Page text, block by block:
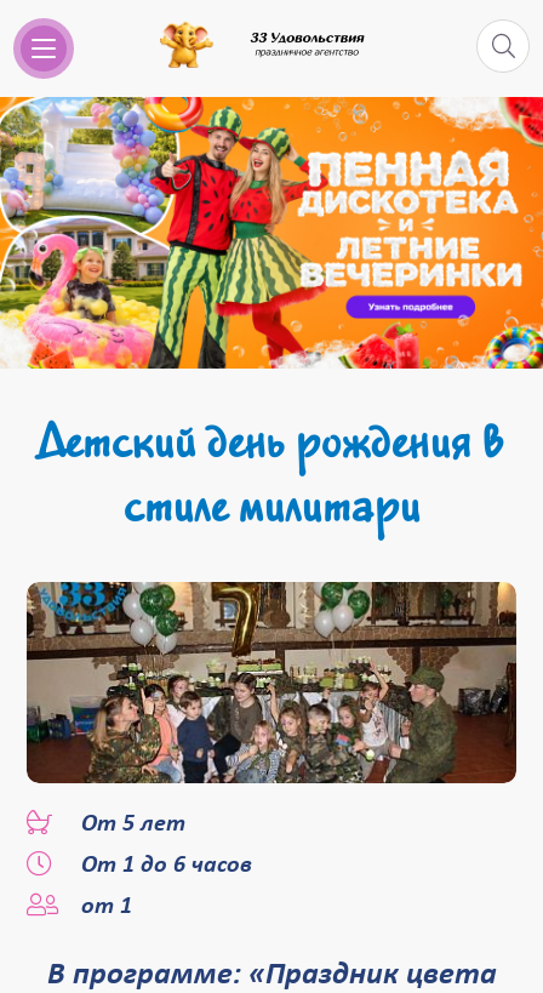
Детский день рождения в
стиле милитари
От 5 лет
От 1 до 6 часов
от 1
В программе: «Праздник цвета